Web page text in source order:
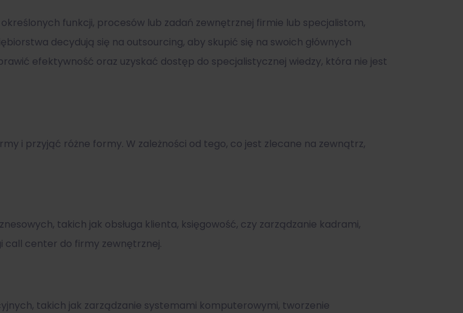
funkcji, procesów lub zadań zewnętrznej firmie lub specjalistom,
decydują się na outsourcing, aby skupić się na swoich głównych
efektywność oraz uzyskać dostęp do specjalistycznej wiedzy, która nie jest
i przyjąć różne formy. W zależności od tego, co jest zlecane na zewnątrz,
takich jak obsługa klienta, księgowość, czy zarządzanie kadrami,
call center do firmy zewnętrznej.
takich jak zarządzanie systemami komputerowymi, tworzenie